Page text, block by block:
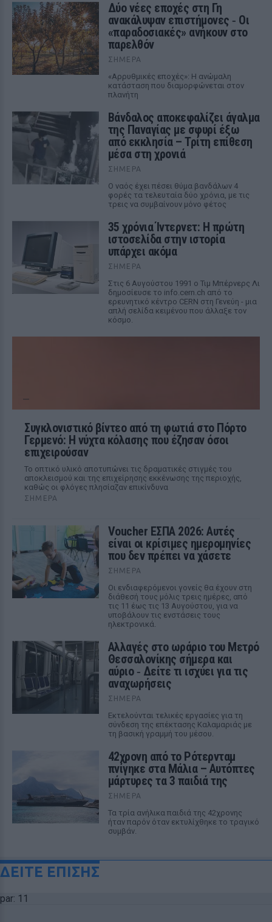
Δύο νέες εποχές στη Γη
ανακάλυψαν επιστήμονες ‑ Oι
«παραδοσιακές» ανήκουν στο
παρελθόν
ΣΉΜΕΡΑ
«Αρρυθμικές εποχές»: Η ανώμαλη
κατάσταση που διαμορφώνεται στον
πλανήτη
Βάνδαλος αποκεφαλίζει άγαλμα
της Παναγίας με σφυρί έξω
από εκκλησία – Τρίτη επίθεση
μέσα στη χρονιά
ΣΉΜΕΡΑ
Ο ναός έχει πέσει θύμα βανδάλων 4
φορές τα τελευταία δύο χρόνια, με τις
τρεις να συμβαίνουν μόνο φέτος
35 χρόνια Ίντερνετ: Η πρώτη
ιστοσελίδα στην ιστορία
υπάρχει ακόμα
ΣΉΜΕΡΑ
Στις 6 Αυγούστου 1991 ο Τιμ Μπέρνερς Λι
δημοσίευσε το info.cern.ch από το
ερευνητικό κέντρο CERN στη Γενεύη - μια
απλή σελίδα κειμένου που άλλαξε τον
κόσμο.
Συγκλονιστικό βίντεο από τη φωτιά στο Πόρτο
Γερμενό: Η νύχτα κόλασης που έζησαν όσοι
επιχειρούσαν
Το οπτικό υλικό αποτυπώνει τις δραματικές στιγμές του
αποκλεισμού και της επιχείρησης εκκένωσης της περιοχής,
καθώς οι φλόγες πλησίαζαν επικίνδυνα
ΣΉΜΕΡΑ
Voucher ΕΣΠΑ 2026: Αυτές
είναι οι κρίσιμες ημερομηνίες
που δεν πρέπει να χάσετε
ΣΉΜΕΡΑ
Οι ενδιαφερόμενοι γονείς θα έχουν στη
διάθεσή τους μόλις τρεις ημέρες, από
τις 11 έως τις 13 Αυγούστου, για να
υποβάλουν τις ενστάσεις τους
ηλεκτρονικά.
Αλλαγές στο ωράριο του Μετρό
Θεσσαλονίκης σήμερα και
αύριο ‑ Δείτε τι ισχύει για τις
αναχωρήσεις
ΣΉΜΕΡΑ
Εκτελούνται τελικές εργασίες για τη
σύνδεση της επέκτασης Καλαμαριάς με
τη βασική γραμμή του μέσου.
42χρονη από το Ρότερνταμ
πνίγηκε στα Μάλια – Αυτόπτες
μάρτυρες τα 3 παιδιά της
ΣΉΜΕΡΑ
Τα τρία ανήλικα παιδιά της 42χρονης
ήταν παρόν όταν εκτυλίχθηκε το τραγικό
συμβάν.
ΔΕΙΤΕ ΕΠΙΣΗΣ
par: 11